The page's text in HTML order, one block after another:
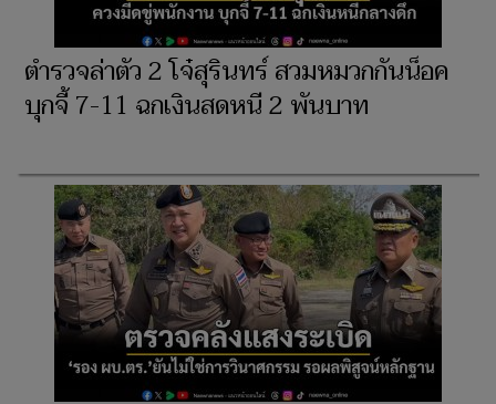
ตำรวจล่าตัว 2 โจ๋สุรินทร์ สวมหมวกกันน็อค
บุกจี้ 7-11 ฉกเงินสดหนี 2 พันบาท